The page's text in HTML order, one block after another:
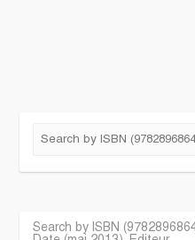
Search by ISBN